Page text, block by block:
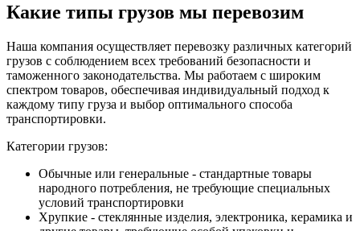
Какие типы грузов мы перевозим
Наша компания осуществляет перевозку различных категорий
грузов с соблюдением всех требований безопасности и
таможенного законодательства. Мы работаем с широким
спектром товаров, обеспечивая индивидуальный подход к
каждому типу груза и выбор оптимального способа
транспортировки.
Категории грузов:
Обычные или генеральные - стандартные товары
народного потребления, не требующие специальных
условий транспортировки
Хрупкие - стеклянные изделия, электроника, керамика и